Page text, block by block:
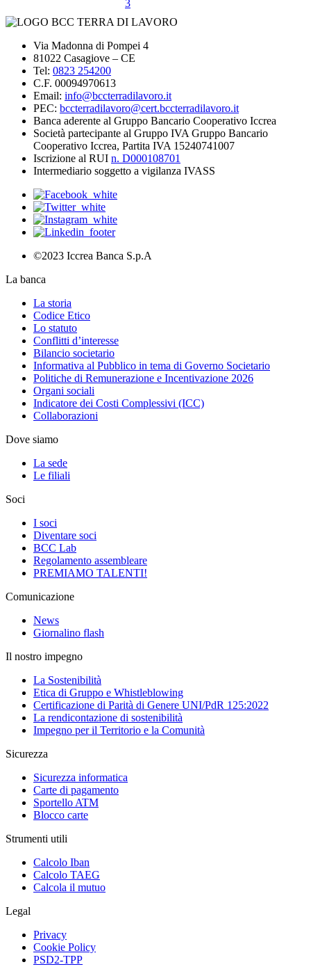
3
Via Madonna di Pompei 4
81022 Casagiove – CE
Tel: 0823 254200
C.F. 00094970613
Email: info@bccterradilavoro.it
PEC: bccterradilavoro@cert.bccterradilavoro.it
Banca aderente al Gruppo Bancario Cooperativo Iccrea
Società partecipante al Gruppo IVA Gruppo Bancario
Cooperativo Iccrea, Partita IVA 15240741007
Iscrizione al RUI n. D000108701
Intermediario soggetto a vigilanza IVASS
©2023 Iccrea Banca S.p.A
La banca
La storia
Codice Etico
Lo statuto
Conflitti d’interesse
Bilancio societario
Informativa al Pubblico in tema di Governo Societario
Politiche di Remunerazione e Incentivazione 2026
Organi sociali
Indicatore dei Costi Complessivi (ICC)
Collaborazioni
Dove siamo
La sede
Le filiali
Soci
I soci
Diventare soci
BCC Lab
Regolamento assembleare
PREMIAMO TALENTI!
Comunicazione
News
Giornalino flash
Il nostro impegno
La Sostenibilità
Etica di Gruppo e Whistleblowing
Certificazione di Parità di Genere UNI/PdR 125:2022
La rendicontazione di sostenibilità
Impegno per il Territorio e la Comunità
Sicurezza
Sicurezza informatica
Carte di pagamento
Sportello ATM
Blocco carte
Strumenti utili
Calcolo Iban
Calcolo TAEG
Calcola il mutuo
Legal
Privacy
Cookie Policy
PSD2-TPP